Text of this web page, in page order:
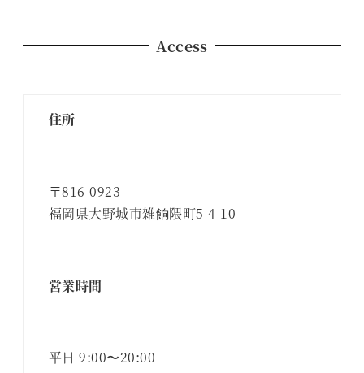
Access
住所
〒816-0923
福岡県大野城市雑餉隈町5-4-10
営業時間
平日 9:00〜20:00